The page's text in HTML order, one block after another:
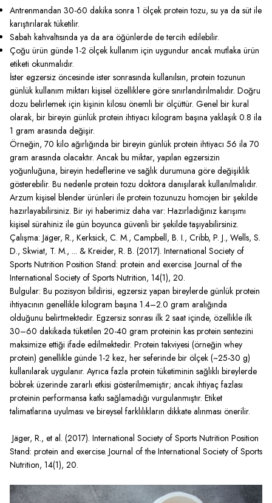
Antrenmandan 30-60 dakika sonra 1 ölçek protein tozu, su ya da süt ile
karıştırılarak tüketilir.
Sabah kahvaltısında ya da ara öğünlerde de tercih edilebilir.
Çoğu ürün günde 1-2 ölçek kullanım için uygundur ancak mutlaka ürün
etiketi okunmalıdır.
İster egzersiz öncesinde ister sonrasında kullanılsın, protein tozunun
günlük kullanım miktarı kişisel özelliklere göre sınırlandırılmalıdır. Doğru
dozu belirlemek için kişinin kilosu önemli bir ölçüttür. Genel bir kural
olarak, bir bireyin günlük protein ihtiyacı kilogram başına yaklaşık 0.8 ila
1 gram arasında değişir.
Örneğin, 70 kilo ağırlığında bir bireyin günlük protein ihtiyacı 56 ila 70
gram arasında olacaktır. Ancak bu miktar, yapılan egzersizin
yoğunluğuna, bireyin hedeflerine ve sağlık durumuna göre değişiklik
gösterebilir. Bu nedenle protein tozu doktora danışılarak kullanılmalıdır.
Arzum kişisel blender ürünleri ile protein tozunuzu homojen bir şekilde
hazırlayabilirsiniz. Bir iyi haberimiz daha var: Hazırladığınız karışımı
kişisel sürahiniz ile gün boyunca güvenli bir şekilde taşıyabilirsiniz.
Çalışma: Jäger, R., Kerksick, C. M., Campbell, B. I., Cribb, P. J., Wells, S.
D., Skwiat, T. M., ... & Kreider, R. B. (2017). International Society of
Sports Nutrition Position Stand: protein and exercise. Journal of the
International Society of Sports Nutrition, 14(1), 20.
Bulgular: Bu pozisyon bildirisi, egzersiz yapan bireylerde günlük protein
ihtiyacının genellikle kilogram başına 1.4–2.0 gram aralığında
olduğunu belirtmektedir. Egzersiz sonrası ilk 2 saat içinde, özellikle ilk
30–60 dakikada tüketilen 20-40 gram proteinin kas protein sentezini
maksimize ettiği ifade edilmektedir. Protein takviyesi (örneğin whey
protein) genellikle günde 1-2 kez, her seferinde bir ölçek (~25-30 g)
kullanılarak uygulanır. Ayrıca fazla protein tüketiminin sağlıklı bireylerde
böbrek üzerinde zararlı etkisi gösterilmemiştir; ancak ihtiyaç fazlası
proteinin performansa katkı sağlamadığı vurgulanmıştır. Etiket
talimatlarına uyulması ve bireysel farklılıkların dikkate alınması önerilir.
Jäger, R., et al. (2017). International Society of Sports Nutrition Position
Stand: protein and exercise. Journal of the International Society of Sports
Nutrition, 14(1), 20.